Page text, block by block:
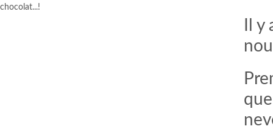
Il
chocolat...!